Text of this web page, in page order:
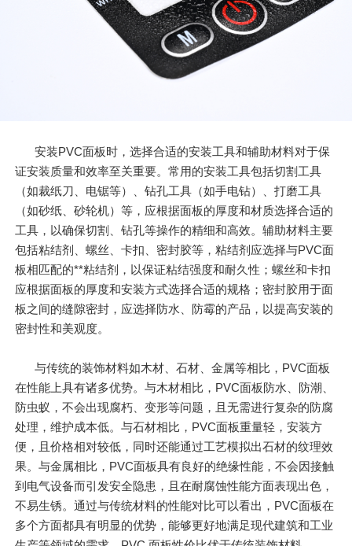
安装PVC面板时，选择合适的安装工具和辅助材料对于保
证安装质量和效率至关重要。常用的安装工具包括切割工具
（如裁纸刀、电锯等）、钻孔工具（如手电钻）、打磨工具
（如砂纸、砂轮机）等，应根据面板的厚度和材质选择合适的
工具，以确保切割、钻孔等操作的精细和高效。辅助材料主要
包括粘结剂、螺丝、卡扣、密封胶等，粘结剂应选择与PVC面
板相匹配的**粘结剂，以保证粘结强度和耐久性；螺丝和卡扣
应根据面板的厚度和安装方式选择合适的规格；密封胶用于面
板之间的缝隙密封，应选择防水、防霉的产品，以提高安装的
密封性和美观度。
与传统的装饰材料如木材、石材、金属等相比，PVC面板
在性能上具有诸多优势。与木材相比，PVC面板防水、防潮、
防虫蚁，不会出现腐朽、变形等问题，且无需进行复杂的防腐
处理，维护成本低。与石材相比，PVC面板重量轻，安装方
便，且价格相对较低，同时还能通过工艺模拟出石材的纹理效
果。与金属相比，PVC面板具有良好的绝缘性能，不会因接触
到电气设备而引发安全隐患，且在耐腐蚀性能方面表现出色，
不易生锈。通过与传统材料的性能对比可以看出，PVC面板在
多个方面都具有明显的优势，能够更好地满足现代建筑和工业